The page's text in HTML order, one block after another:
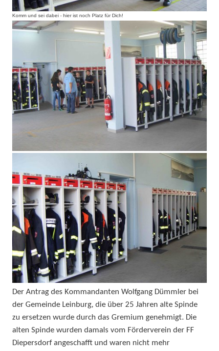
Komm und sei dabei - hier ist noch Platz für Dich!
Der Antrag des Kommandanten Wolfgang Dümmler bei
der Gemeinde Leinburg, die über 25 Jahren alte Spinde
zu ersetzen wurde durch das Gremium genehmigt. Die
alten Spinde wurden damals vom Förderverein der FF
Diepersdorf angeschafft und waren nicht mehr